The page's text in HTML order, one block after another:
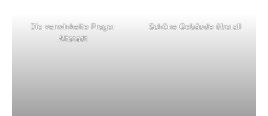
Die verwinkelte Prager
Altstadt
Schöne Gebäude überall